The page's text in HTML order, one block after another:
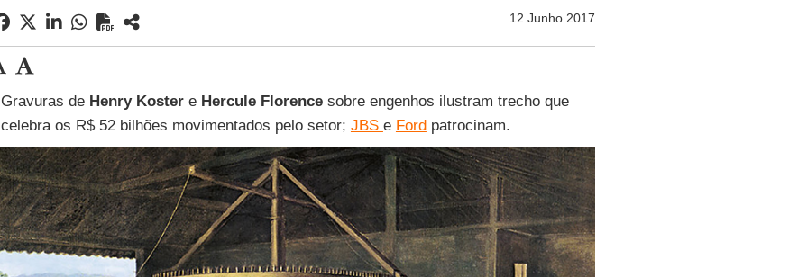
12 Junho 2017
Gravuras de Henry Kostere Hercule Florencesobre engenhos ilustram trecho que
celebra os R$ 52 bilhões movimentados pelo setor; JBS e Fordpatrocinam.